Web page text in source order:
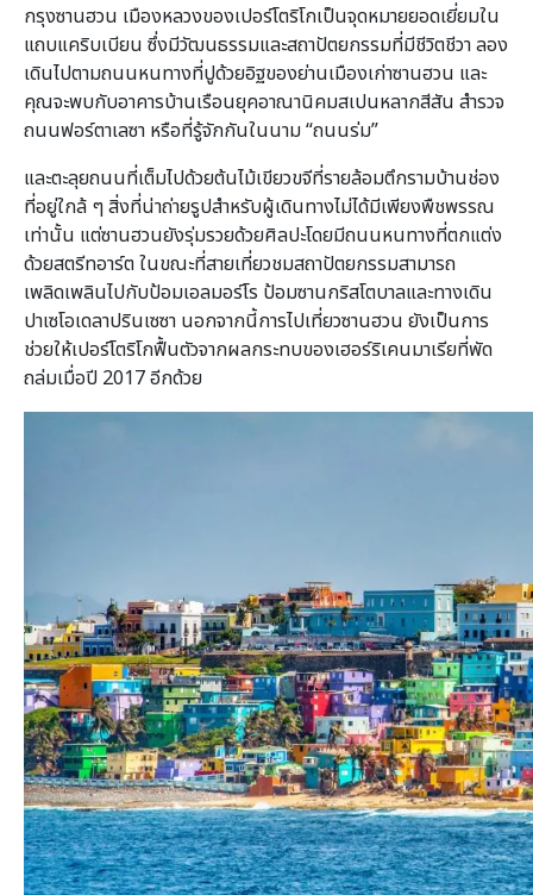
กรุงซานฮวน เมืองหลวงของเปอร์โตริโกเป็นจุดหมายยอดเยี่ยมใน
แถบแคริบเบียน ซึ่งมีวัฒนธรรมและสถาปัตยกรรมที่มีชีวิตชีวา ลอง
เดินไปตามถนนหนทางที่ปูด้วยอิฐของย่านเมืองเก่าซานฮวน และ
คุณจะพบกับอาคารบ้านเรือนยุคอาณานิคมสเปนหลากสีสัน สำรวจ
ถนนฟอร์ตาเลซา หรือที่รู้จักกันในนาม “ถนนร่ม”
และตะลุยถนนที่เต็มไปด้วยต้นไม้เขียวขจีที่รายล้อมตึกรามบ้านช่อง
ที่อยู่ใกล้ ๆ สิ่งที่น่าถ่ายรูปสำหรับผู้เดินทางไม่ได้มีเพียงพืชพรรณ
เท่านั้น แต่ซานฮวนยังรุ่มรวยด้วยศิลปะโดยมีถนนหนทางที่ตกแต่ง
ด้วยสตรีทอาร์ต ในขณะที่สายเที่ยวชมสถาปัตยกรรมสามารถ
เพลิดเพลินไปกับป้อมเอลมอร์โร ป้อมซานกริสโตบาลและทางเดิน
ปาเซโอเดลาปรินเซซา นอกจากนี้การไปเที่ยวซานฮวน ยังเป็นการ
ช่วยให้เปอร์โตริโกฟื้นตัวจากผลกระทบของเฮอร์ริเคนมาเรียที่พัด
ถล่มเมื่อปี 2017 อีกด้วย